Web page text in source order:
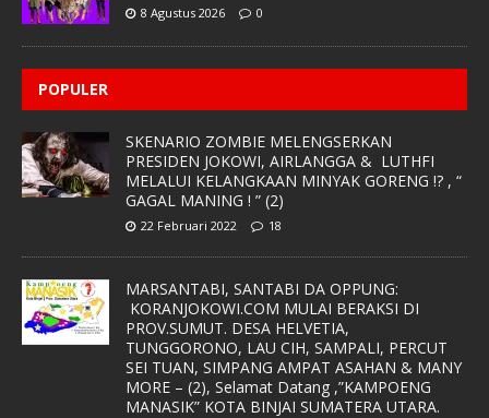
8 Agustus 2026 0
POPULER
SKENARIO ZOMBIE MELENGSERKAN
PRESIDEN JOKOWI, AIRLANGGA & LUTHFI
MELALUI KELANGKAAN MINYAK GORENG !? , “
GAGAL MANING ! ” (2)
22 Februari 2022 18
MARSANTABI, SANTABI DA OPPUNG:
KORANJOKOWI.COM MULAI BERAKSI DI
PROV.SUMUT. DESA HELVETIA,
TUNGGORONO, LAU CIH, SAMPALI, PERCUT
SEI TUAN, SIMPANG AMPAT ASAHAN & MANY
MORE – (2), Selamat Datang ,”KAMPOENG
MANASIK” KOTA BINJAI SUMATERA UTARA.